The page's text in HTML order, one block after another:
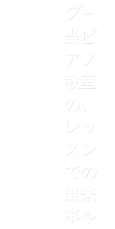
グ
当ピ
アノ
教室
の、
レッ
スン
での
出来
事や